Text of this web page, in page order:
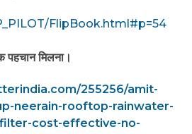
FlipBook.html#p=54
पहचान मिलना।
255256/amit-
neerain-rooftop-rainwater-
cost-effective-no-